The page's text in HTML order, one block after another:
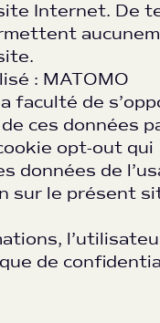
Internet. De
: MATOMO
faculté de
ces données
opt-out qui
données de
sur le présent
de